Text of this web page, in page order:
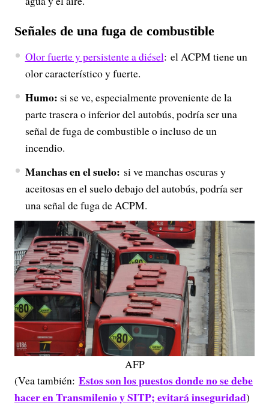
Señales de una fuga de combustible
Olor fuerte y persistente a diésel: el ACPM tiene un
olor característico y fuerte.
Humo: si se ve, especialmente proveniente de la
parte trasera o inferior del autobús, podría ser una
señal de fuga de combustible o incluso de un
incendio.
Manchas en el suelo: si ve manchas oscuras y
aceitosas en el suelo debajo del autobús, podría ser
una señal de fuga de ACPM.
AFP
(Vea también: Estos son los puestos donde no se debe
hacer en Transmilenio y SITP; evitará inseguridad)